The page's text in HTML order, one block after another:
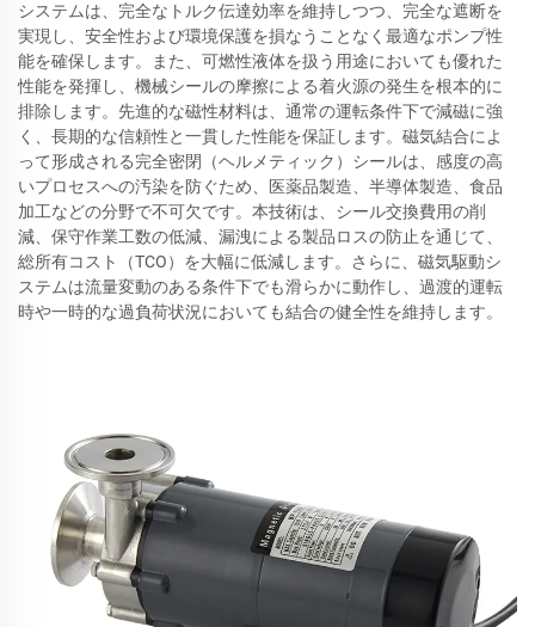
システムは、完全なトルク伝達効率を維持しつつ、完全な遮断を
実現し、安全性および環境保護を損なうことなく最適なポンプ性
能を確保します。また、可燃性液体を扱う用途においても優れた
性能を発揮し、機械シールの摩擦による着火源の発生を根本的に
排除します。先進的な磁性材料は、通常の運転条件下で減磁に強
く、長期的な信頼性と一貫した性能を保証します。磁気結合によ
って形成される完全密閉（ヘルメティック）シールは、感度の高
いプロセスへの汚染を防ぐため、医薬品製造、半導体製造、食品
加工などの分野で不可欠です。本技術は、シール交換費用の削
減、保守作業工数の低減、漏洩による製品ロスの防止を通じて、
総所有コスト（TCO）を大幅に低減します。さらに、磁気駆動シ
ステムは流量変動のある条件下でも滑らかに動作し、過渡的運転
時や一時的な過負荷状況においても結合の健全性を維持します。